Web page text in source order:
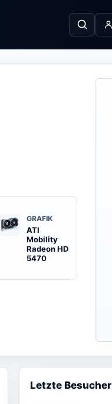
GRAFIK
ATI
Mobility
Radeon HD
5470
Letzte Besucher